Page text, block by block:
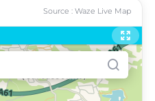
Source : Waze Live Map